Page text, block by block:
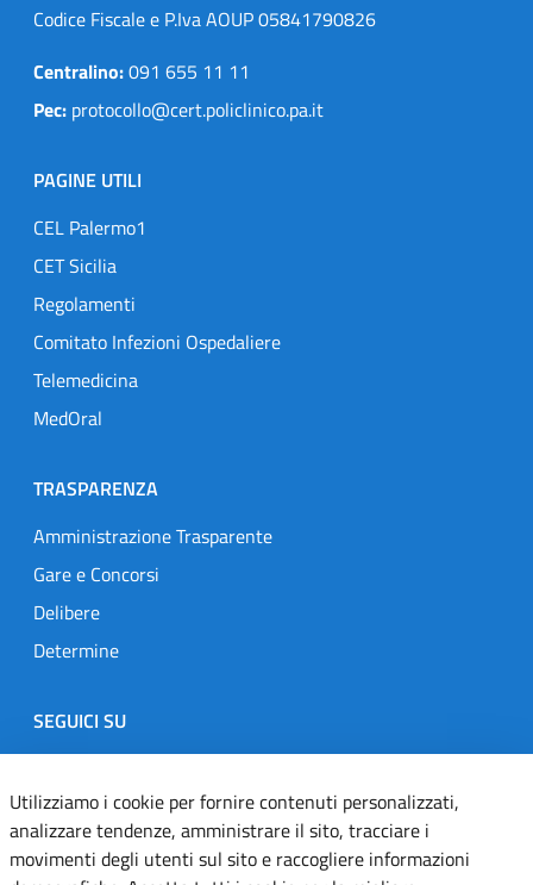
Codice Fiscale e P.Iva AOUP 05841790826
Centralino:091 655 11 11
Pec: protocollo@cert.policlinico.pa.it
PAGINE UTILI
CEL Palermo1
CET Sicilia
Regolamenti
Comitato Infezioni Ospedaliere
Telemedicina
MedOral
TRASPARENZA
Amministrazione Trasparente
Gare e Concorsi
Delibere
Determine
SEGUICI SU
Designers Italia
TwitterInstagramYoutubeLinkedin
Utilizziamo i cookie per fornire contenuti personalizzati,
analizzare tendenze, amministrare il sito, tracciare i
movimenti degli utenti sul sito e raccogliere informazioni